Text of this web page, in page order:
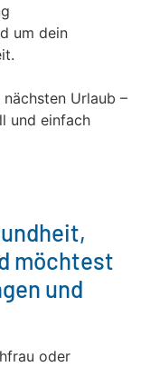
um dein
Urlaub –
und einfach
möchtest
und
oder